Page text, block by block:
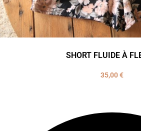
SHORT FLUIDE À
35,00€